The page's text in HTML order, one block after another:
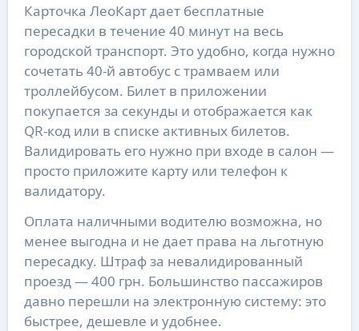
Карточка ЛеоКарт дает бесплатные
пересадки в течение 40 минут на весь
городской транспорт. Это удобно, когда нужно
сочетать 40-й автобус с трамваем или
троллейбусом. Билет в приложении
покупается за секунды и отображается как
QR-код или в списке активных билетов.
Валидировать его нужно при входе в салон —
просто приложите карту или телефон к
валидатору.
Оплата наличными водителю возможна, но
менее выгодна и не дает права на льготную
пересадку. Штраф за невалидированный
проезд — 400 грн. Большинство пассажиров
давно перешли на электронную систему: это
быстрее, дешевле и удобнее.